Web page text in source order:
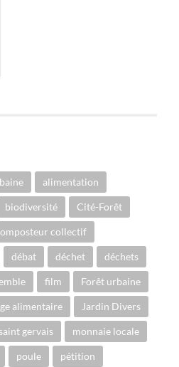
alimentation
biodiversité Cité-Forêt
collectif
débat déchet déchets
film Forêt urbaine
alimentaire Jardin Divers
gervais monnaie locale
poule pétition